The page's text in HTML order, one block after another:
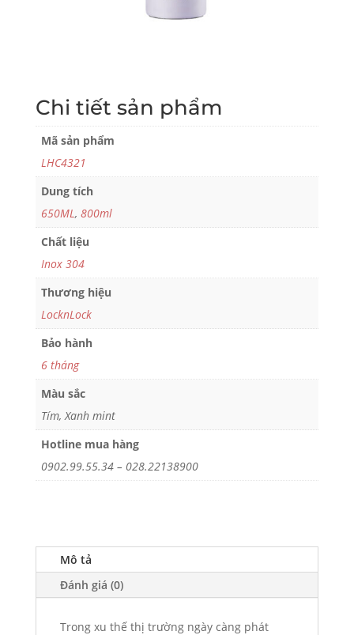
Chi tiết sản phẩm
Mã sản phẩm
LHC4321
Dung tích
650ML, 800ml
Chất liệu
Inox 304
Thương hiệu
LocknLock
Bảo hành
6 tháng
Màu sắc
Tím, Xanh mint
Hotline mua hàng
0902.99.55.34 – 028.22138900
Mô tả
Đánh giá (0)
Trong xu thế thị trường ngày càng phát